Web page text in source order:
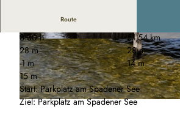
© Florian Trykowski, Cuxland-Tourismus, Fotograf Florian Trykowski
© Florian Trykowski, Cuxland-Tourismus, Foto
graf Florian Trykowski |CC-BY
© Gemeinde
Route
3:30 h
51,54 km
28 m
28 m
-1 m
14 m
15 m
Start: Parkplatz am Spadener See
Ziel: Parkplatz am Spadener See